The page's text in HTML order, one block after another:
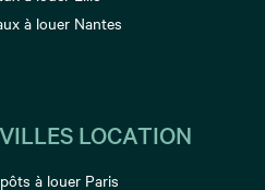
à louer Nantes
LOCATION
à louer Paris